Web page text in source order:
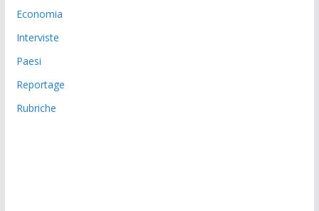
Economia
Interviste
Paesi
Reportage
Rubriche